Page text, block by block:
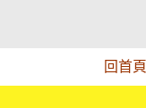
回首頁